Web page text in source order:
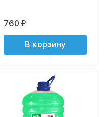
760₽
В корзину